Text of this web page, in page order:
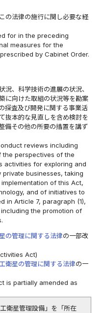
の法律の施行に関し必要な経
for in the preceding
measures for the
by Cabinet Order.
況、科学技術の進展の状況、
に向けた取組の状況等を勘案
探査及び開発に関する事業活
抜本的な見直しを含め検討を
備その他の所要の措置を講ず
reviews including
perspectives of the
activities for exploring and
businesses, taking
of this Act,
and of initiatives to
in Article 7, paragraph (1),
the promotion of
の管理に関する法律の一部改
Act)
衛星の管理に関する法律の一
is partially amended as
衛星管理設備」を「所在